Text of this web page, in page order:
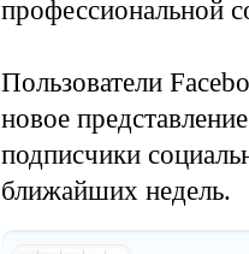
профессиональной
Пользователи
новое
подписчики
ближайших недель.